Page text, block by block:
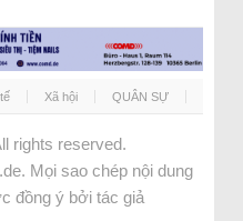
Xã hội QUÂN SỰ
rights reserved.
Mọi sao chép nội dung
đồng ý bởi tác giả